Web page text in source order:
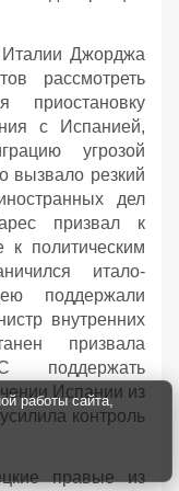
Джорджа
рассмотреть
приостановку
с Испанией,
угрозой
вызвало резкий
дел
призвал к
к политическим
итало-
поддержали
внутренних
призвала
поддержать
Испании из
контроль
правые из
работы сайта,